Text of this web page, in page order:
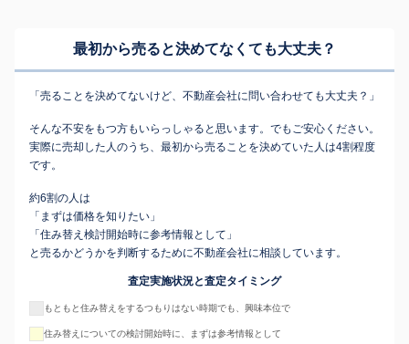
最初から売ると決めてなくても大丈夫？
「売ることを決めてないけど、不動産会社に問い合わせても大丈夫？」
そんな不安をもつ方もいらっしゃると思います。でもご安心ください。
実際に売却した人のうち、最初から売ることを決めていた人は4割程度
です。
約6割の人は
「まずは価格を知りたい」
「住み替え検討開始時に参考情報として」
と売るかどうかを判断するために不動産会社に相談しています。
査定実施状況と査定タイミング
もともと住み替えをするつもりはない時期でも、興味本位で
住み替えについての検討開始時に、まずは参考情報として